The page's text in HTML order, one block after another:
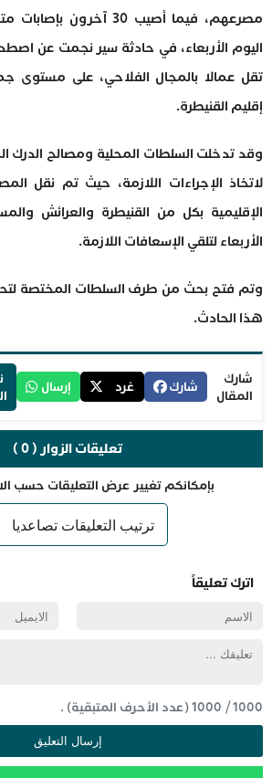
مصرعهم، فيما أصيب 30
اليوم الأربعاء، في حادثة سير نجمت عن
تقل عمالا بالمجال الفلاحي، على مستوى
إقليم القنيطرة.
وقد تدخلت السلطات المحلية ومصالح الدرك
لاتخاذ الإجراءات اللازمة، حيث تم نقل
الإقليمية بكل من القنيطرة والعرائش
الأربعاء لتلقي الإسعافات اللازمة.
وتم فتح بحث من طرف السلطات المختصة
هذا الحادث.
شارك
المقال
شارك غرد إرسال
تعليقات الزوار ( 0 )
بإمكانكم تغيير عرض التعليقات حسب
اترك تعليقاً
1000
/
1000(عدد الأحرف المتبقية) .